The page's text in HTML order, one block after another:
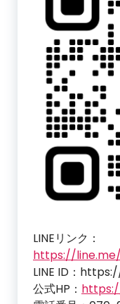
LINEリンク：
https://
LINE ID：
公式HP：